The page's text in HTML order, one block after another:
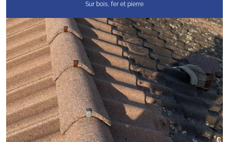
Sur bois, fer et pierre